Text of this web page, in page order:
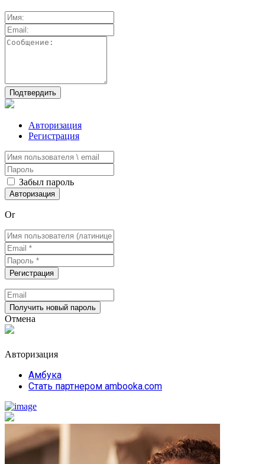
Авторизация
Регистрация
Забыл пароль
Or
Отмена
Авторизация
Амбука
Стать партнером ambooka.com